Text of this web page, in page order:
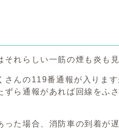
れらしい一筋の煙も炎も
さんの119番通報が入りま
ら通報があれば回線をふ
た場合、消防車の到着が